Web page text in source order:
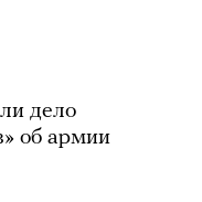
дело
об армии